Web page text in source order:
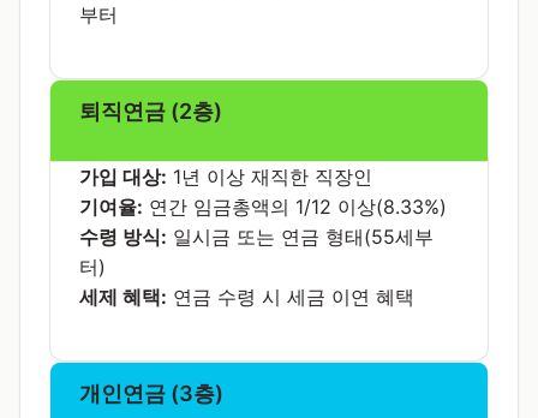
부터
퇴직연금 (2층)
가입 대상: 1년 이상 재직한 직장인
기여율: 연간 임금총액의 1/12 이상(8.33%)
수령 방식: 일시금 또는 연금 형태(55세부
터)
세제 혜택: 연금 수령 시 세금 이연 혜택
개인연금 (3층)